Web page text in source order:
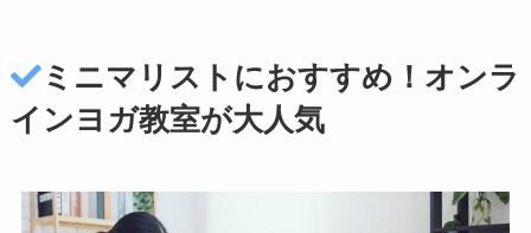
ミニマリストにおすすめ！オンラ
インヨガ教室が大人気